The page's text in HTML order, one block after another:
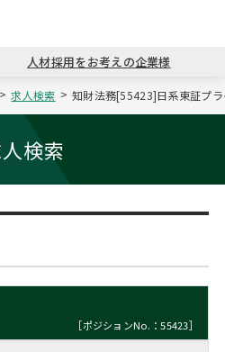
戻る
コンサ
戻る
キャリ
戻る
MBAの
おわり
戻る
日本か
戻る
パワー
人材採用をお考えの企業様
求人検索 知財法務[55423]日系東証プ
検索
［ポジションNo.：55423］